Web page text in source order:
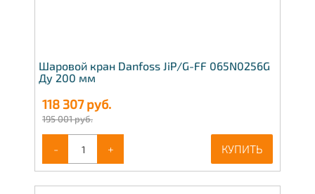
Шаровой кран Danfoss JiP/G-FF 065N0256G
Ду 200 мм
118 307руб.
195 001 руб.
- + КУПИТЬ